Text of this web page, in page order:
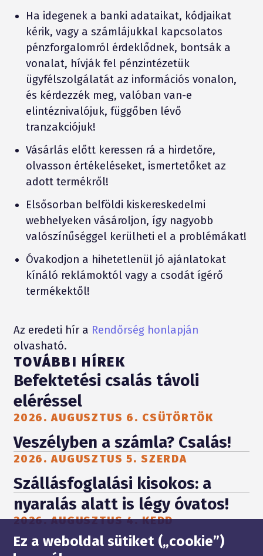
Ha idegenek a banki adataikat, kódjaikat
kérik, vagy a számlájukkal kapcsolatos
pénzforgalomról érdeklődnek, bontsák a
vonalat, hívják fel pénzintézetük
ügyfélszolgálatát az információs vonalon,
és kérdezzék meg, valóban van-e
elintéznivalójuk, függőben lévő
tranzakciójuk!
Vásárlás előtt keressen rá a hirdetőre,
olvasson értékeléseket, ismertetőket az
adott termékről!
Elsősorban belföldi kiskereskedelmi
webhelyeken vásároljon, így nagyobb
valószínűséggel kerülheti el a problémákat!
Óvakodjon a hihetetlenül jó ajánlatokat
kínáló reklámoktól vagy a csodát ígérő
termékektől!
Az eredeti hír a Rendőrség honlapján
olvasható.
TOVÁBBI HÍREK
Befektetési csalás távoli
eléréssel
2026. AUGUSZTUS 6. CSÜTÖRTÖK
Veszélyben a számla? Csalás!
2026. AUGUSZTUS 5. SZERDA
Szállásfoglalási kisokos: a
nyaralás alatt is légy óvatos!
2026. AUGUSZTUS 4. KEDD
Ez a weboldal sütiket („cookie”)